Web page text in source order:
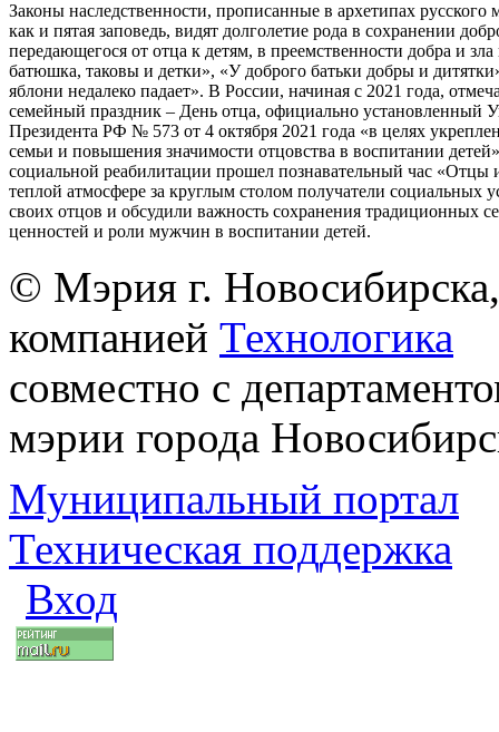
Законы наследственности, прописанные в архетипах
как и пятая заповедь, видят долголетие рода в сохранении
передающегося от отца к детям, в преемственности добра и
батюшка, таковы и детки», «У доброго батьки добры и
яблони недалеко падает». В России, начиная с 2021 года,
семейный праздник – День отца, официально установленный
Президента РФ № 573 от 4 октября 2021 года «в целях
семьи и повышения значимости отцовства в воспитании
социальной реабилитации прошел познавательный час «Отцы
теплой атмосфере за круглым столом получатели социальных
своих отцов и обсудили важность сохранения традиционных
ценностей и роли мужчин в воспитании детей.
© Мэрия г.
компанией Технологика
совместно с
мэрии города
Муниципальный портал
Техническая поддержка
Вход